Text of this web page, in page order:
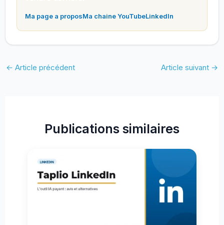
Ma page a proposMa chaine YouTubeLinkedIn
← Article précédent Article suivant →
Publications similaires